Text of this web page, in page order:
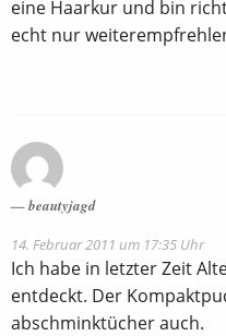
eine Haarkur und bin
echt nur
beautyjagd
14. Februar 2011 um 17:35 Uhr
Ich habe in letzter Zeit
entdeckt. Der
abschminktücher auch.